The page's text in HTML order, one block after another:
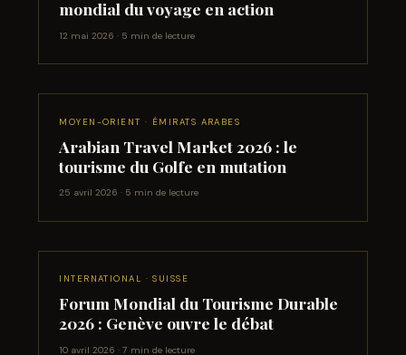
mondial du voyage en action
12 mai 2026 · 5 min de lecture
MOYEN-ORIENT · ÉMIRATS ARABES
Arabian Travel Market 2026 : le
tourisme du Golfe en mutation
25 avril 2026 · 5 min de lecture
INTERNATIONAL · SUISSE
Forum Mondial du Tourisme Durable
2026 : Genève ouvre le débat
10 avril 2026 · 7 min de lecture